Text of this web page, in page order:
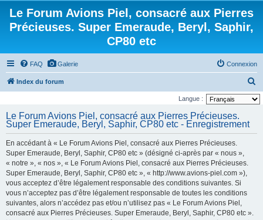
Le Forum Avions Piel, consacré aux Pierres
Précieuses. Super Emeraude, Beryl, Saphir,
CP80 etc
FAQ Galerie Connexion
Index du forum
e
Langue :
Le Forum Avions Piel, consacré aux Pierres Précieuses.
Super Emeraude, Beryl, Saphir, CP80 etc - Enregistrement
En accédant à « Le Forum Avions Piel, consacré aux Pierres Précieuses.
Super Emeraude, Beryl, Saphir, CP80 etc » (désigné ci-après par « nous »,
« notre », « nos », « Le Forum Avions Piel, consacré aux Pierres Précieuses.
Super Emeraude, Beryl, Saphir, CP80 etc », « http://www.avions-piel.com »),
vous acceptez d’être légalement responsable des conditions suivantes. Si
vous n’acceptez pas d’être légalement responsable de toutes les conditions
suivantes, alors n’accédez pas et/ou n’utilisez pas « Le Forum Avions Piel,
consacré aux Pierres Précieuses. Super Emeraude, Beryl, Saphir, CP80 etc ».